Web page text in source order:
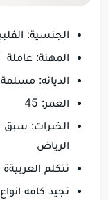
الجنسية:
المهنة: عاملة
الديانه: مسلمة
العمر: 45
الرياض
تتكلم العربيةة
تجيد كافه